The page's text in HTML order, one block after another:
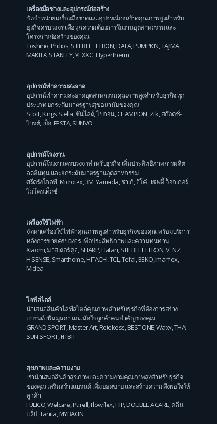
เครื่องมือช่างและอุปกรณ์ก่อสร้าง
จัดจำหน่ายเครื่องมือช่างและอุปกรณ์ก่อสร้างคุณภาพสูงสำหรับ
ธุรกิจครบวงจร เพื่อทุกความต้องการในงานอุตสาหกรรมและ
โครงการก่อสร้างของคุณ
Toshino,Philips,STIEBEL ELTRON,DATA,PUMPKIN,TAJIMA,
MAKITA,STANLEY,VEXXO,Hypertherm
อุปกรณ์ทำความสะอาด
อุปกรณ์ทำความสะอาดอุตสาหกรรมคุณภาพสูงสำหรับธุรกิจทุก
ประเภท ยกระดับมาตรฐานสุขอนามัยของคุณ
Scott,Kings Stella,ซันไลต์,ไบกอน,CHAMPION,Zilk,สก๊อตช์-
ไบรต์,เป็ด,FESTA,SUNVO
อุปกรณ์โรงงาน
อุปกรณ์โรงงานครบวงจรสำหรับธุรกิจ เพิ่มประสิทธิภาพการผลิต
ลดต้นทุน และยกระดับมาตรฐานอุตสาหกรรม
ศรีตรังโกลฟ์,Microtex,3M,Yamada,ชาเก้,อีโค่ ,เซฟตี้ จ็อกเกอร์,
ไมโครเท็กซ์
เครื่องใช้ไฟฟ้า
จัดหาเครื่องใช้ไฟฟ้าคุณภาพสูงสำหรับธุรกิจของคุณ พร้อมบริการ
หลังการขายครบวงจร เพื่อประสิทธิภาพและความทนทาน
Xiaomi,มาสเตอร์คูล,SHARP,Hatari,STIEBEL ELTRON,VENZ,
HISENSE,Smarthome,HITACHI,TCL,Tefal,BEKO,Imarflex,
Midea
ไลฟ์สไตล์
นำเสนอสินค้าไลฟ์สไตล์คุณภาพ สำหรับธุรกิจที่ต้องการสร้าง
แบรนด์ เพิ่มมูลค่า และมัดใจลูกค้าคนสำคัญของคุณ
GRAND SPORT,Master Art,Retekess,BEST ONE,Waxy,THAI
SUN SPORT,FITBIT
สุขภาพและความงาม
เรานำเสนอสินค้าสุขภาพและความงามคุณภาพสูงสำหรับธุรกิจ
ของคุณ เสริมสร้างแบรนด์ เพิ่มยอดขาย และสร้างความพึงพอใจให้
ลูกค้า
FULICO Welcare Purell Flowflex HIP DOUBLE A CARE คลีน
แล็ป, Tanita MYBACIN